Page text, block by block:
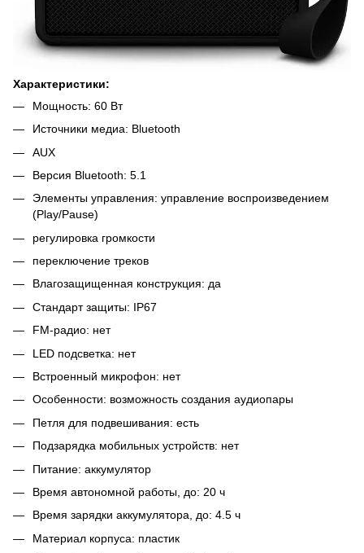
Характеристики:
Мощность: 60 Вт
Источники медиа: Bluetooth
AUX
Версия Bluetooth: 5.1
Элементы управления: управление воспроизведением
(Play/Pause)
регулировка громкости
переключение треков
Влагозащищенная конструкция: да
Стандарт защиты: IP67
FM-радио: нет
LED подсветка: нет
Встроенный микрофон: нет
Особенности: возможность создания аудиопары
Петля для подвешивания: есть
Подзарядка мобильных устройств: нет
Питание: аккумулятор
Время автономной работы, до: 20 ч
Время зарядки аккумулятора, до: 4.5 ч
Материал корпуса: пластик